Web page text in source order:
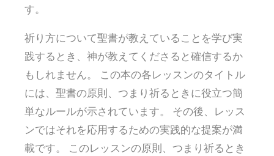
す。
祈り方について聖書が教えていることを学び実
践するとき、神が教えてくださると確信するか
もしれません。 この本の各レッスンのタイトル
には、聖書の原則、つまり祈るときに役立つ簡
単なルールが示されています。 その後、レッス
ンではそれを応用するための実践的な提案が満
載です。 このレッスンの原則、つまり祈るとき